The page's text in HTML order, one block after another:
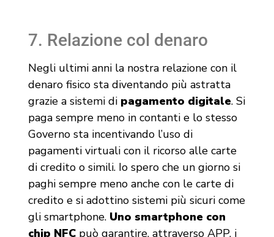
7. Relazione col denaro
Negli ultimi anni la nostra relazione con il
denaro fisico sta diventando più astratta
grazie a sistemi di pagamento digitale. Si
paga sempre meno in contanti e lo stesso
Governo sta incentivando l’uso di
pagamenti virtuali con il ricorso alle carte
di credito o simili. Io spero che un giorno si
paghi sempre meno anche con le carte di
credito e si adottino sistemi più sicuri come
gli smartphone. Uno smartphone con
chip NFC può garantire, attraverso APP, i